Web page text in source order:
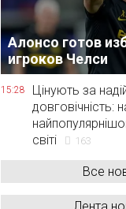
Алонсо готов
игроков Челси
15:28
Цінують за
довговічність:
світі
163
Все